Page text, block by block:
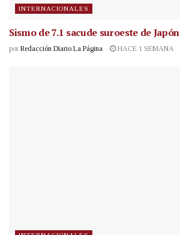
INTERNACIONALES
Sismo de 7.1 sacude suroeste de Japón
por Redacción Diario La Página HACE 1 SEMANA